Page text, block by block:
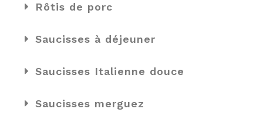
Rôtis de porc
Saucisses à déjeuner
Saucisses Italienne douce
Saucisses merguez